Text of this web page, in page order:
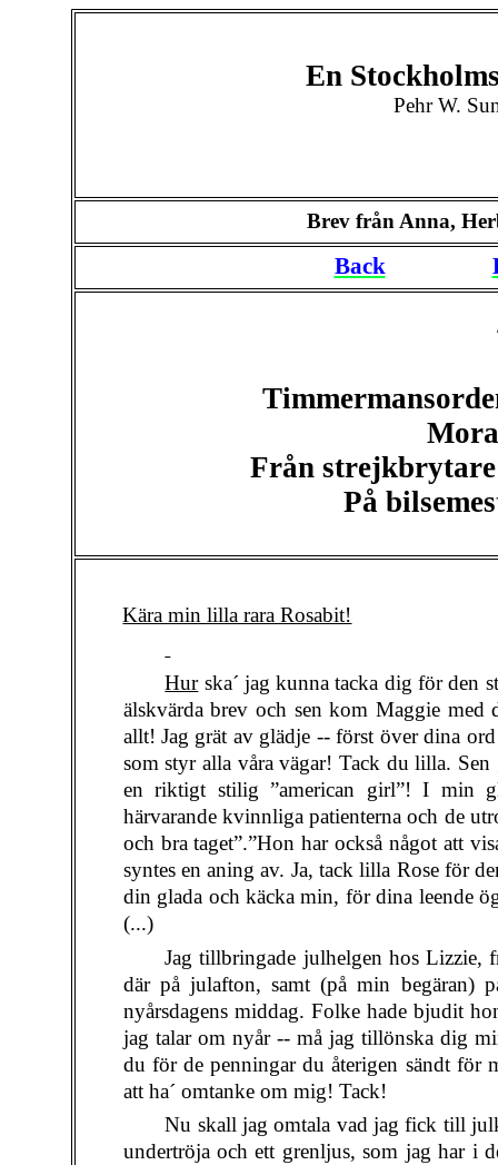
En
Pehr W.
Brev från Anna,
Back
Från
På
Kära min lilla rara Rosabit!
Hurska´ jag kunna tacka dig för den
älskvärda brev och sen kom Maggie med
allt! Jag grät av glädje -- först över dina
som styr alla våra vägar! Tack du lilla.
en riktigt stilig ”american girl”! I min
härvarande kvinnliga patienterna och de
och bra taget”.”Hon har också något att
syntes en aning av. Ja, tack lilla Rose för
din glada och käcka min, för dina leende
(...)
Jag tillbringade julhelgen hos Lizzie,
där på julafton, samt (på min begäran)
nyårsdagens middag. Folke hade bjudit
jag talar om nyår -- må jag tillönska dig
du för de penningar du återigen sändt för
att ha´ omtanke om mig! Tack!
Nu skall jag omtala vad jag fick till
undertröja och ett grenljus, som jag har i